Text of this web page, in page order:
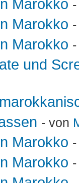
Marokko
Marokko
Marokko
und
- von
Marokko
Marokko